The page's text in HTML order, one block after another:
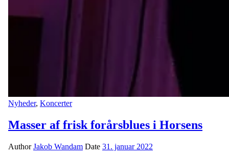
Nyheder, Koncerter
Masser af frisk forårsblues i Horsens
AuthorJakob Wandam Date 31. januar 2022